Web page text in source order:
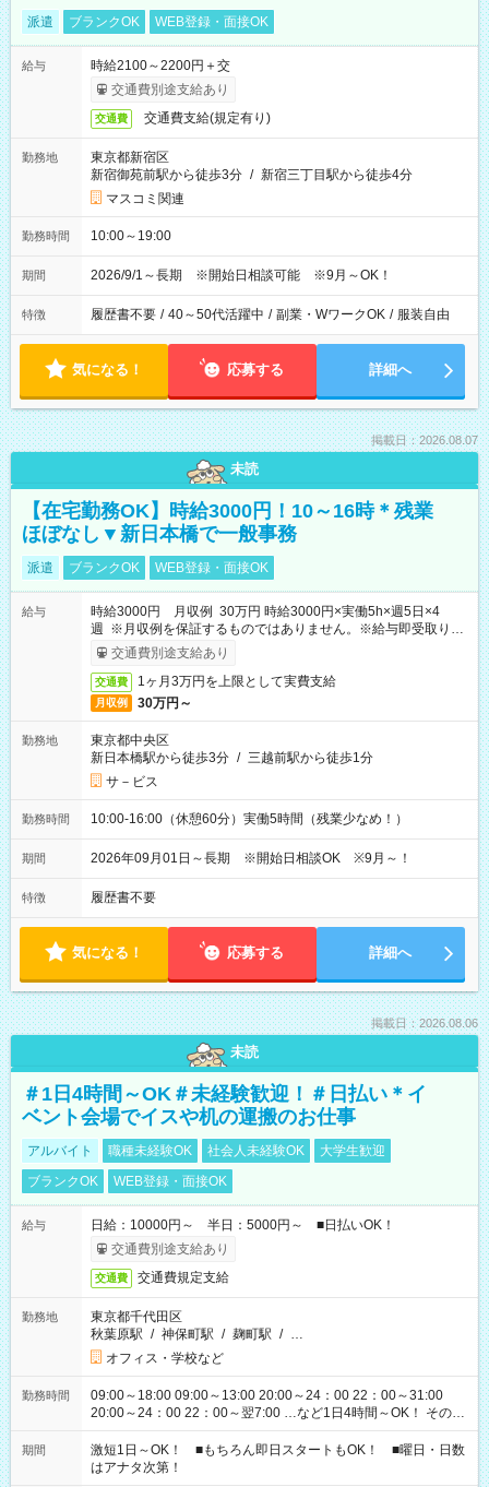
派遣 ブランクOK WEB登録・面接OK
給与
時給2100～2200円＋交
交通費別途支給あり
交通費 交通費支給(規定有り)
勤務地
東京都新宿区
新宿御苑前駅から徒歩3分 / 新宿三丁目駅から徒歩4分
マスコミ関連
勤務時間 10:00～19:00
期間 2026/9/1～長期 ※開始日相談可能 ※9月～OK！
特徴 履歴書不要 / 40～50代活躍中 / 副業・WワークOK / 服装自由
気になる！ 応募する 詳細へ
掲載日：2026.08.07
未読
【在宅勤務OK】時給3000円！10～16時＊残業
ほぼなし▼新日本橋で一般事務
派遣 ブランクOK WEB登録・面接OK
給与
時給3000円 月収例 30万円 時給3000円×実働5h×週5日×4
週 ※月収例を保証するものではありません。※給与即受取りサ
ービス利用可（利用条件有）
交通費別途支給あり
交通費 1ヶ月3万円を上限として実費支給
月収例 30万円～
勤務地
東京都中央区
新日本橋駅から徒歩3分 / 三越前駅から徒歩1分
サ－ビス
勤務時間 10:00-16:00（休憩60分）実働5時間（残業少なめ！）
期間 2026年09月01日～長期 ※開始日相談OK ※9月～！
特徴 履歴書不要
気になる！ 応募する 詳細へ
掲載日：2026.08.06
未読
＃1日4時間～OK＃未経験歓迎！＃日払い＊イ
ベント会場でイスや机の運搬のお仕事
アルバイト 職種未経験OK 社会人未経験OK
大学生歓迎
ブランクOK
WEB登録・面接OK
給与
日給：10000円～ 半日：5000円～ ■日払いOK！
交通費別途支給あり
交通費 交通費規定支給
勤務地
東京都千代田区
秋葉原駅 / 神保町駅 / 麹町駅 / …
オフィス・学校など
勤務時間
09:00～18:00 09:00～13:00 20:00～24：00 22：00～31:00
20:00～24：00 22：00～翌7:00 …など1日4時間～OK！ その他
シフトもございます！ お気軽にご相談ください！
期間
激短1日～OK！ ■もちろん即日スタートもOK！ ■曜日・日数
はアナタ次第！